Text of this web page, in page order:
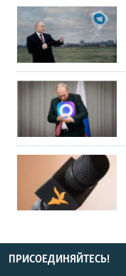
ПРИСОЕДИНЯЙТЕСЬ!